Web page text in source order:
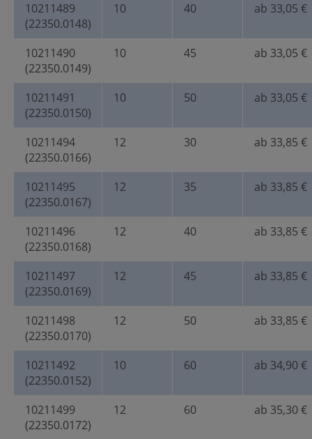
10211489
(22350.0148)
10 40 ab 33,05 €
10211490
(22350.0149)
10 45 ab 33,05 €
10211491
(22350.0150)
10 50 ab 33,05 €
10211494
(22350.0166)
12 30 ab 33,85 €
10211495
(22350.0167)
12 35 ab 33,85 €
10211496
(22350.0168)
12 40 ab 33,85 €
10211497
(22350.0169)
12 45 ab 33,85 €
10211498
(22350.0170)
12 50 ab 33,85 €
10211492
(22350.0152)
10 60 ab 34,90 €
10211499
(22350.0172)
12 60 ab 35,30 €